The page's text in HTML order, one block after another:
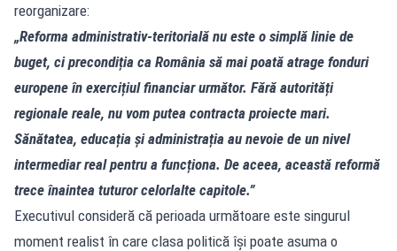
reorganizare:
„Reforma administrativ-teritorială nu este o simplă linie de
buget, ci precondiția ca România să mai poată atrage fonduri
europene în exercițiul financiar următor. Fără autorități
regionale reale, nu vom putea contracta proiecte mari.
Sănătatea, educația și administrația au nevoie de un nivel
intermediar real pentru a funcționa. De aceea, această reformă
trece înaintea tuturor celorlalte capitole.”
Executivul consideră că perioada următoare este singurul
moment realist în care clasa politică își poate asuma o